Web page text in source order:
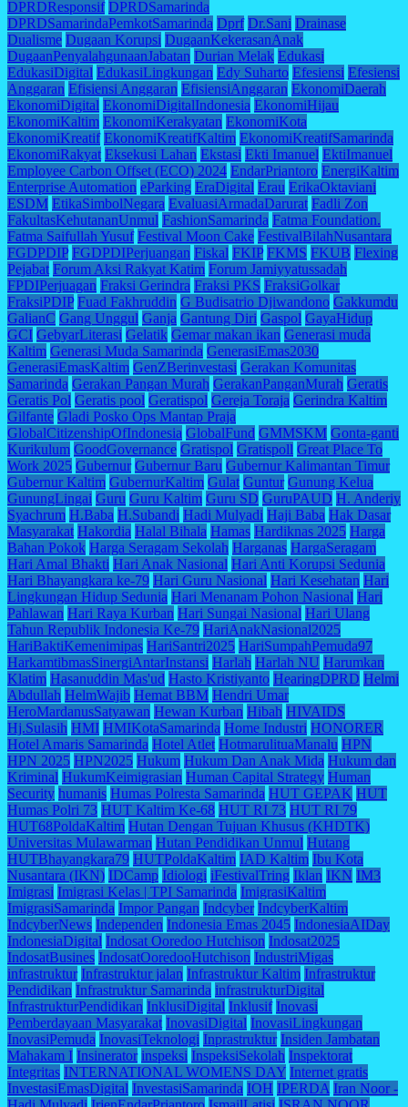
DPRDResponsif DPRDSamarinda
DPRDSamarindaPemkotSamarinda Dprf Dr.Sani Drainase
Dualisme Dugaan Korupsi DugaanKekerasanAnak
DugaanPenyalahgunaanJabatan Durian Melak Edukasi
EdukasiDigital EdukasiLingkungan Edy Suharto Efesiensi Efesiensi
Anggaran Efisiensi Anggaran EfisiensiAnggaran EkonomiDaerah
EkonomiDigital EkonomiDigitalIndonesia EkonomiHijau
EkonomiKaltim EkonomiKerakyatan EkonomiKota
EkonomiKreatif EkonomiKreatifKaltim EkonomiKreatifSamarinda
EkonomiRakyat Eksekusi Lahan Ekstasi Ekti Imanuel EktiImanuel
Employee Carbon Offset (ECO) 2024 EndarPriantoro EnergiKaltim
Enterprise Automation eParking EraDigital Erau ErikaOktaviani
ESDM EtikaSimbolNegara EvaluasiArmadaDarurat Fadli Zon
FakultasKehutananUnmul FashionSamarinda Fatma Foundation.
Fatma Saifullah Yusuf Festival Moon Cake FestivalBilahNusantara
FGDPDIP FGDPDIPerjuangan Fiskal FKIP FKMS FKUB Flexing
Pejabat Forum Aksi Rakyat Katim Forum Jamiyyatussadah
FPDIPerjuagan Fraksi Gerindra Fraksi PKS FraksiGolkar
FraksiPDIP Fuad Fakhruddin G Budisatrio Djiwandono Gakkumdu
GalianC Gang Unggul Ganja Gantung Diri Gaspol GayaHidup
GCI GebyarLiterasi Gelatik Gemar makan ikan Generasi muda
Kaltim Generasi Muda Samarinda GenerasiEmas2030
GenerasiEmasKaltim GenZBerinvestasi Gerakan Komunitas
Samarinda Gerakan Pangan Murah GerakanPanganMurah Geratis
Geratis Pol Geratis pool Geratispol Gereja Toraja Gerindra Kaltim
Gilfante Gladi Posko Ops Mantap Praja
GlobalCitizenshipOfIndonesia GlobalFund GMMSKM Gonta-ganti
Kurikulum GoodGovernance Gratispol Gratispoll Great Place To
Work 2025 Gubernur Gubernur Baru Gubernur Kalimantan Timur
Gubernur Kaltim GubernurKaltim Gulat Guntur Gunung Kelua
GunungLingai Guru Guru Kaltim Guru SD GuruPAUD H. Anderiy
Syachrum H.Baba H.Subandi Hadi Mulyadi Haji Baba Hak Dasar
Masyarakat Hakordia Halal Bihala Hamas Hardiknas 2025 Harga
Bahan Pokok Harga Seragam Sekolah Harganas HargaSeragam
Hari Amal Bhakti Hari Anak Nasional Hari Anti Korupsi Sedunia
Hari Bhayangkara ke-79 Hari Guru Nasional Hari Kesehatan Hari
Lingkungan Hidup Sedunia Hari Menanam Pohon Nasional Hari
Pahlawan Hari Raya Kurban Hari Sungai Nasional Hari Ulang
Tahun Republik Indonesia Ke-79 HariAnakNasional2025
HariBaktiKemenimipas HariSantri2025 HariSumpahPemuda97
HarkamtibmasSinergiAntarInstansi Harlah Harlah NU Harumkan
Klatim Hasanuddin Mas'ud Hasto Kristiyanto HearingDPRD Helmi
Abdullah HelmWajib Hemat BBM Hendri Umar
HeroMardanusSatyawan Hewan Kurban Hibah HIVAIDS
Hj.Sulasih HMI HMIKotaSamarinda Home Industri HONORER
Hotel Amaris Samarinda Hotel Atlet HotmarulituaManalu HPN
HPN 2025 HPN2025 Hukum Hukum Dan Anak Mida Hukum dan
Kriminal HukumKeimigrasian Human Capital Strategy Human
Security humanis Humas Polresta Samarinda HUT GEPAK HUT
Humas Polri 73 HUT Kaltim Ke-68 HUT RI 73 HUT RI 79
HUT68PoldaKaltim Hutan Dengan Tujuan Khusus (KHDTK)
Universitas Mulawarman Hutan Pendidikan Unmul Hutang
HUTBhayangkara79 HUTPoldaKaltim IAD Kaltim Ibu Kota
Nusantara (IKN) IDCamp Idiologi iFestivalTring Iklan IKN IM3
Imigrasi Imigrasi Kelas | TPI Samarinda ImigrasiKaltim
ImigrasiSamarinda Impor Pangan Indcyber IndcyberKaltim
IndcyberNews Independen Indonesia Emas 2045 IndonesiaAIDay
IndonesiaDigital Indosat Ooredoo Hutchison Indosat2025
IndosatBusines IndosatOoredooHutchison IndustriMigas
infrastruktur Infrastruktur jalan Infrastruktur Kaltim Infrastruktur
Pendidikan Infrastruktur Samarinda infrastrukturDigital
InfrastrukturPendidikan InklusiDigital Inklusif Inovasi
Pemberdayaan Masyarakat InovasiDigital InovasiLingkungan
InovasiPemuda InovasiTeknologi Inprastruktur Insiden Jambatan
Mahakam I Insinerator inspeksi InspeksiSekolah Inspektorat
Integritas INTERNATIONAL WOMENS DAY Internet gratis
InvestasiEmasDigital InvestasiSamarinda IOH IPERDA Iran Noor -